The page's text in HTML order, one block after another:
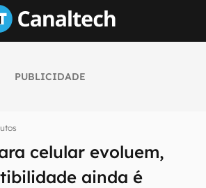
PUBLICIDADE
celular evoluem,
ainda é
sobre tecnologia em primeira